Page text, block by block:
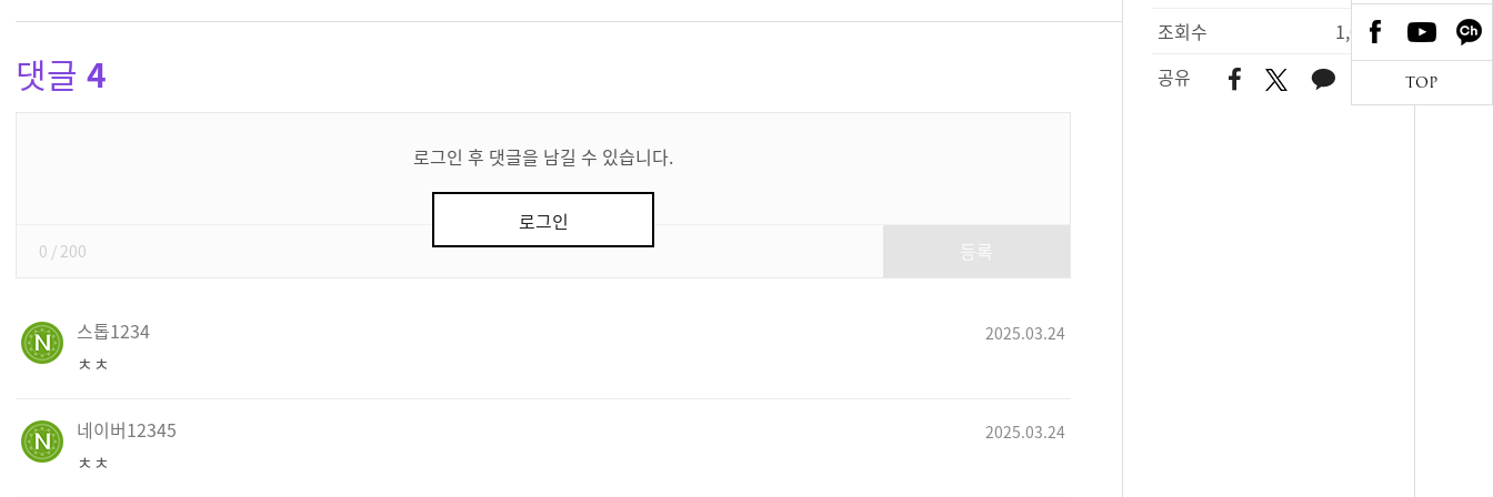
조회수
1,040
공유
댓글 4
로그인 후 댓글을 남길 수 있습니다.
로그인
0 / 200
스톱1234 2025.03.24
ㅊㅊ
네이버12345 2025.03.24
ㅊㅊ
TOP